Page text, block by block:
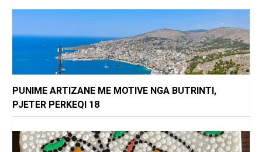
PUNIME ARTIZANE ME MOTIVE NGA BUTRINTI,
PJETER PERKEQI 18